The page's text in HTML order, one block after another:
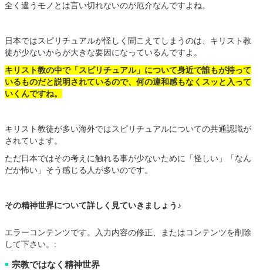
全く違うモノとは言い切れないのが厄介なんですよね。
日本ではスピリチュアルが怪しく聞こえてしまうのは、キリスト教
徒が少ないからが大きな要因になっているんですよ。
キリスト教の中で「スピリチュアル」について身近で誰もが持って
いるものだと説明されているので、何の違和感もなくスッと入って
いくんですね。
キリスト教徒が多い海外ではスピリチュアルについての共通認識が
されています。
ただ日本ではその考えに触れる事が少ないために「怪しい」「なん
だか怖い」そう感じる人が多いのです。
その精神世界について詳しく見ていきましょう♪
エラーコンテンツです。入力内容の修正、またはコンテンツを削除
して下さい。:
■ 宗教ではなく精神世界